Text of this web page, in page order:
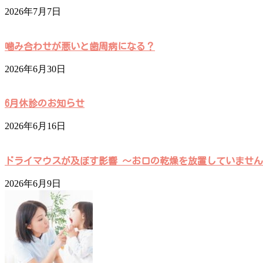
2026年7月7日
噛み合わせが悪いと歯周病になる？
2026年6月30日
6月休診のお知らせ
2026年6月16日
ドライマウスが及ぼす影響 ～お口の乾燥を放置していませ
2026年6月9日